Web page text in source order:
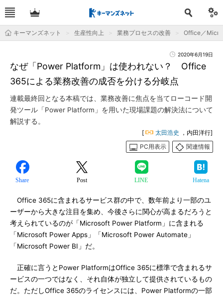
キーマンズネット 生産性向上 業務プロセスの改善 Office／
2020年6月19日
なぜ「Power Platform」は使われない？ Office
365による業務改善の成否を分ける分岐点
連載最終回となる本稿では、業務改善に焦点を当てローコード開
発ツール「Power Platform」を用いた現場課題の解決法について
解説する。
[ 太田浩史
，内田洋行]
PC用表示
関連情報
Share Post LINE Hatena
Office 365に含まれるサービス群の中で、数年前より一部のユ
ーザーから大きな注目を集め、今後さらに関心が高まるだろうと
考えられているのが「Microsoft Power Platform」に含まれる
「Microsoft Power Apps」「Microsoft Power Automate」
「Microsoft Power BI」だ。
正確に言うとPower PlatformはOffice 365に標準で含まれるサ
ービスの一つではなく、それ自体が独立して提供されているもの
だ。ただしOffice 365のライセンスには、Power Platformの一部